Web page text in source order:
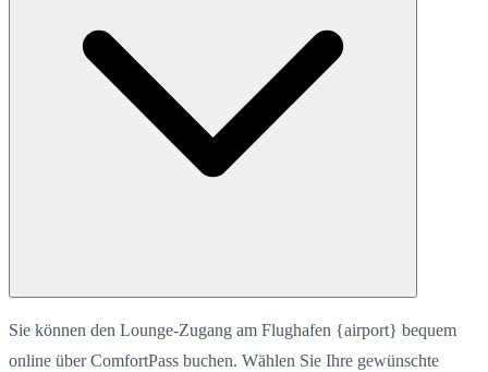
Sie können den Lounge-Zugang am Flughafen {airport} bequem
online über ComfortPass buchen. Wählen Sie Ihre gewünschte